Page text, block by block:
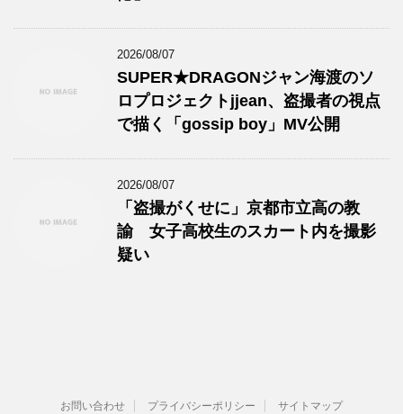
2026/08/07
SUPER★DRAGONジャン海渡のソ
ロプロジェクトjjean、盗撮者の視点
で描く「gossip boy」MV公開
2026/08/07
「盗撮がくせに」京都市立高の教
諭 女子高校生のスカート内を撮影
疑い
お問い合わせ プライバシーポリシー サイトマップ